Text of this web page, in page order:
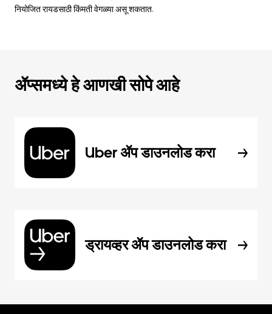
नियोजित रायडसाठी किंमती वेगळ्या असू शकतात.
ॲप्समध्ये हे आणखी सोपे आहे
Uber ॲप डाउनलोड करा
ड्रायव्हर ॲप डाउनलोड करा